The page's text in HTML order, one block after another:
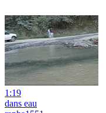
1:19
dans eau